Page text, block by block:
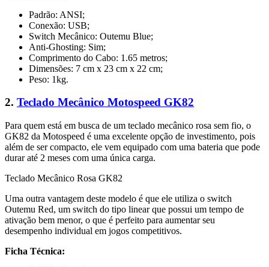
Padrão: ANSI;
Conexão: USB;
Switch Mecânico: Outemu Blue;
Anti-Ghosting: Sim;
Comprimento do Cabo: 1.65 metros;
Dimensões: 7 cm x 23 cm x 22 cm;
Peso: 1kg.
2. Teclado Mecânico Motospeed GK82
Para quem está em busca de um teclado mecânico rosa sem fio, o
GK82 da Motospeed é uma excelente opção de investimento, pois
além de ser compacto, ele vem equipado com uma bateria que pode
durar até 2 meses com uma única carga.
Teclado Mecânico Rosa GK82
Uma outra vantagem deste modelo é que ele utiliza o switch
Outemu Red, um switch do tipo linear que possui um tempo de
ativação bem menor, o que é perfeito para aumentar seu
desempenho individual em jogos competitivos.
Ficha Técnica: